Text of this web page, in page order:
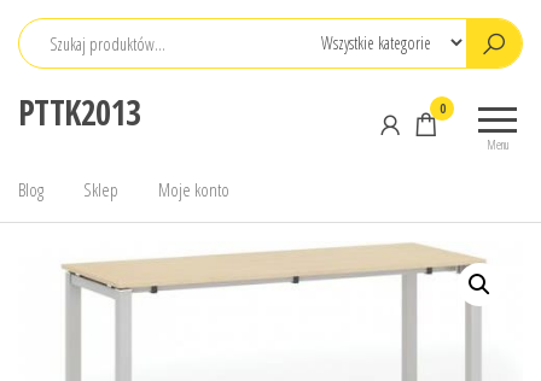
Przejdź
PTTK2013
Menu
0
Blog Sklep Moje konto